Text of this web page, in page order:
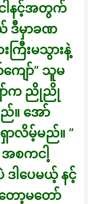
ါနင့်အတွက်
ဒီမှာခဏ
ကြီးမသွားနဲ့
ျော်” သူမ
ော်က ညိုညို
။ အော်
ာလိမ့်မည်။ ”
အစကငါ့
ဒါပေမယ့် နင့်
ော့မတော်